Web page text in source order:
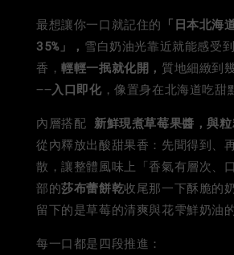
最想讓你一口就記住的 「日本北海
35%」， 雪白奶油光靠近就能感受
香，輕輕一抿就化開， 質地細緻到
——入口即化 ，像置身在北海道吃甜
內層搭配 新鮮現煮草莓果醬，與粒
從內釋放出酸甜果香：先聞得到、
散，讓整體風味上「香氣有層次、
部的莎布蕾餅乾收尾那一下酥脆的
留下的是草莓的清爽與花雫鮮奶油
每一口都是四段推進：